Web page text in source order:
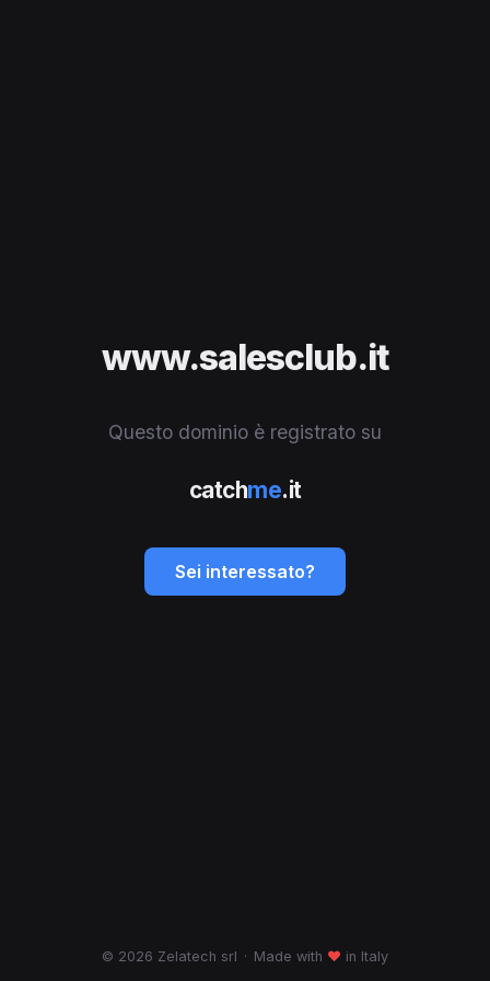
www.salesclub.it
Questo dominio è registrato su
catchme.it
Sei interessato?
© 2026 Zelatech srl · Made with ♥ in Italy